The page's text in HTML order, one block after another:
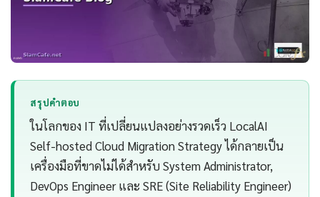
สรุปคำตอบ
ในโลกของ IT ที่เปลี่ยนแปลงอย่างรวดเร็ว LocalAI
Self-hosted Cloud Migration Strategy ได้กลายเป็น
เครื่องมือที่ขาดไม่ได้สำหรับ System Administrator,
DevOps Engineer และ SRE (Site Reliability Engineer)